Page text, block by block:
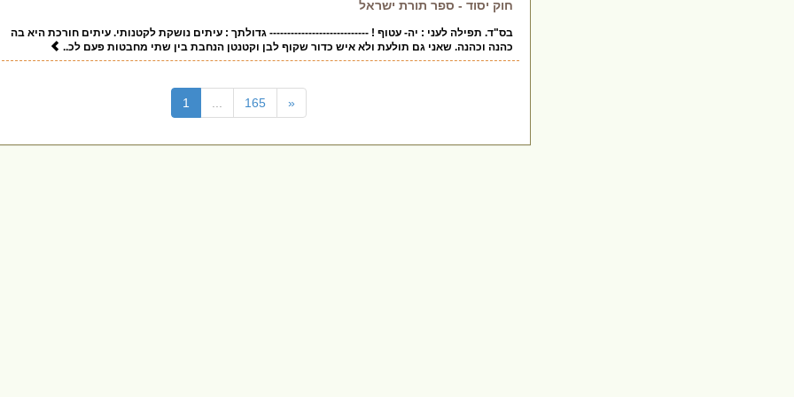
חוק יסוד - ספר תורת ישראל
בס"ד. תפילה לעני : יה- עטוף ! ---------------------------- גדולתך : עיתים נושקת לקטנותי. עיתים חורכת היא בה
כהנה וכהנה. שאני גם תולעת ולא איש כדור שקוף לבן וקטנטן הנחבת בין שתי מחבטות פעם לכ..
1 165 «